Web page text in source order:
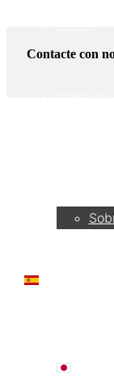
ES
日本語
Contacte con